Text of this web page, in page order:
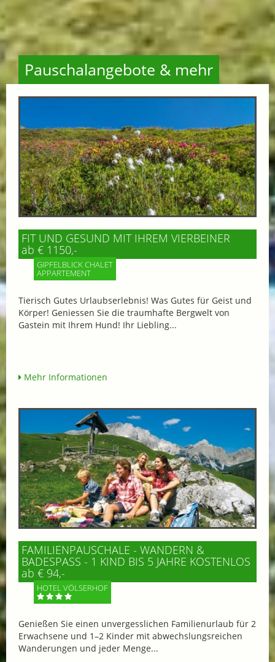
Pauschalangebote & mehr
FIT UND GESUND MIT IHREM VIERBEINER
ab € 1150,-
GIPFELBLICK CHALET
APPARTEMENT
Tierisch Gutes Urlaubserlebnis! Was Gutes für Geist und
Körper! Geniessen Sie die traumhafte Bergwelt von
Gastein mit Ihrem Hund! Ihr Liebling...
Mehr Informationen
FAMILIENPAUSCHALE - WANDERN &
BADESPASS - 1 KIND BIS 5 JAHRE KOSTENLOS
ab € 94,-
HOTEL VÖLSERHOF
Genießen Sie einen unvergesslichen Familienurlaub für 2
Erwachsene und 1–2 Kinder mit abwechslungsreichen
Wanderungen und jeder Menge...